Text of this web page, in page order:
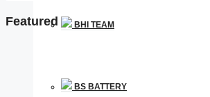
BHI TEAM
BS BATTERY
Featured